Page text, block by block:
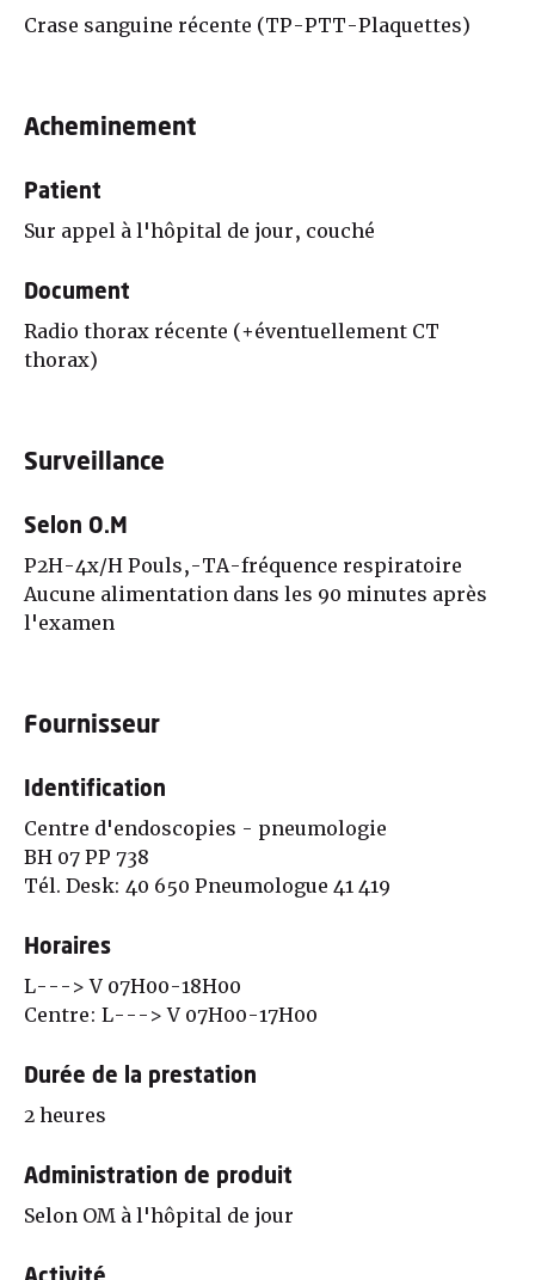
Crase sanguine récente (TP-PTT-Plaquettes)
Acheminement
Patient
Sur appel à l'hôpital de jour, couché
Document
Radio thorax récente (+éventuellement CT
thorax)
Surveillance
Selon O.M
P2H-4x/H Pouls,-TA-fréquence respiratoire
Aucune alimentation dans les 90 minutes après
l'examen
Fournisseur
Identification
Centre d'endoscopies - pneumologie
BH 07 PP 738
Tél. Desk: 40 650 Pneumologue 41 419
Horaires
L---> V 07H00-18H00
Centre: L---> V 07H00-17H00
Durée de la prestation
2 heures
Administration de produit
Selon OM à l'hôpital de jour